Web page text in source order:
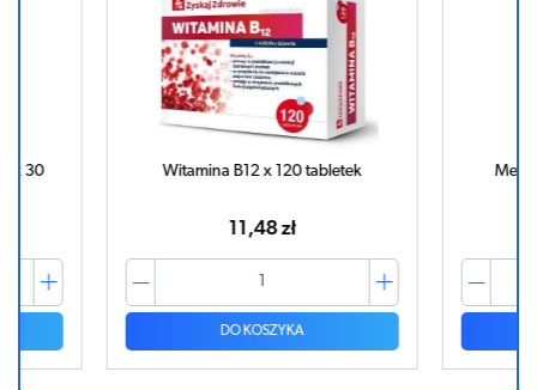
x 30 Witamina B12 x 120 tabletek
11,48 zł
DO KOSZYKA